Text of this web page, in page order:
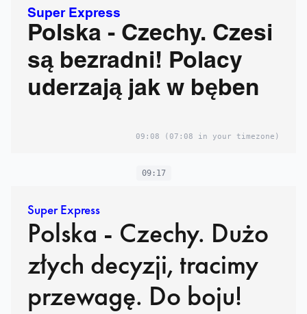
Super Express
Polska - Czechy. Czesi
są bezradni! Polacy
uderzają jak w bęben
09:08 (07:08 in your timezone)
09:17
Super Express
Polska - Czechy. Dużo
złych decyzji, tracimy
przewagę. Do boju!